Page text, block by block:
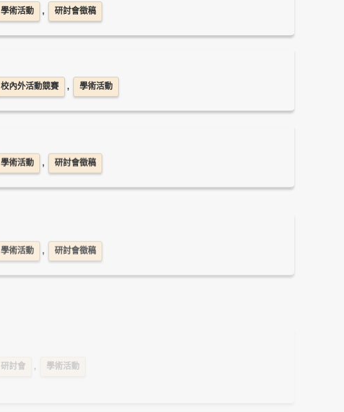
學術活動 , 研討會徵稿
校內外活動競賽 , 學術活動
學術活動 , 研討會徵稿